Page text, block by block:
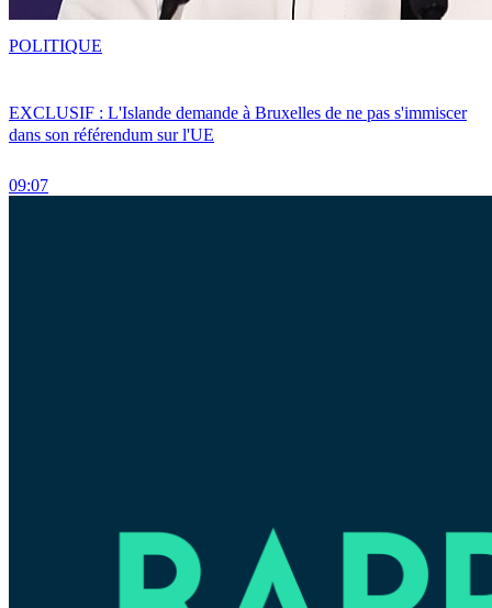
EXCLUSIF : L'Islande demande à Bruxelles de ne pas s'immiscer
dans son référendum sur l'UE
09:07
POLITIQUE